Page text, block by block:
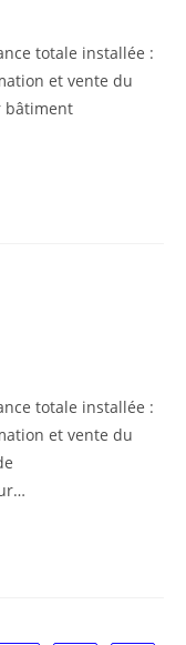
totale installée :
et vente du
bâtiment
totale installée :
et vente du